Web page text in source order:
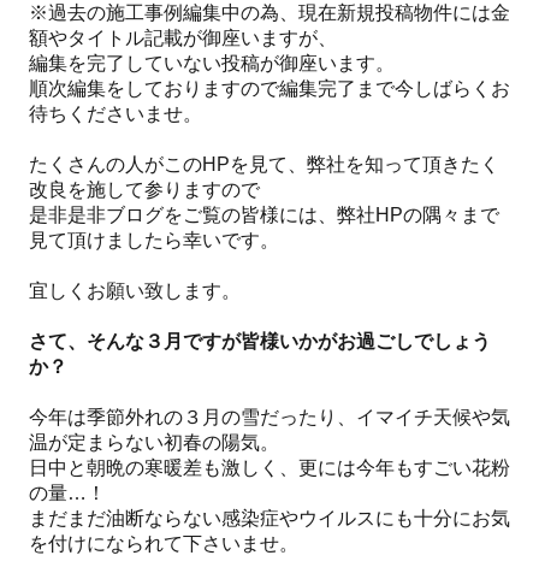
※過去の施工事例編集中の為、現在新規投稿物件には金
額やタイトル記載が御座いますが、
編集を完了していない投稿が御座います。
順次編集をしておりますので編集完了まで今しばらくお
待ちくださいませ。
たくさんの人がこのHPを見て、弊社を知って頂きたく
改良を施して参りますので
是非是非ブログをご覧の皆様には、弊社HPの隅々まで
見て頂けましたら幸いです。
宜しくお願い致します。
さて、そんな３月ですが皆様いかがお過ごしでしょう
か？
今年は季節外れの３月の雪だったり、イマイチ天候や気
温が定まらない初春の陽気。
日中と朝晩の寒暖差も激しく、更には今年もすごい花粉
の量…！
まだまだ油断ならない感染症やウイルスにも十分にお気
を付けになられて下さいませ。